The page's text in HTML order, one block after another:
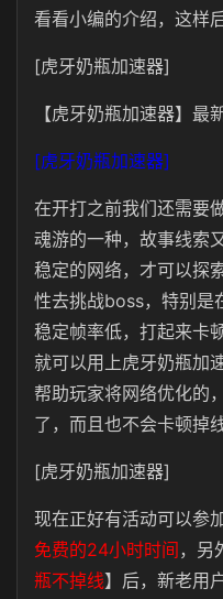
看看小编的介绍，这样
[虎牙奶瓶加速器]
【虎牙奶瓶加速器】最
[虎牙奶瓶加速器]
在开打之前我们还需要
魂游的一种，故事线索
稳定的网络，才可以探
性去挑战boss，特别是
稳定帧率低，打起来卡
就可以用上虎牙奶瓶加
帮助玩家将网络优化的
了，而且也不会卡顿掉
[虎牙奶瓶加速器]
现在正好有活动可以参
免费的24小时时间 ，另
瓶不掉线】后，新老用